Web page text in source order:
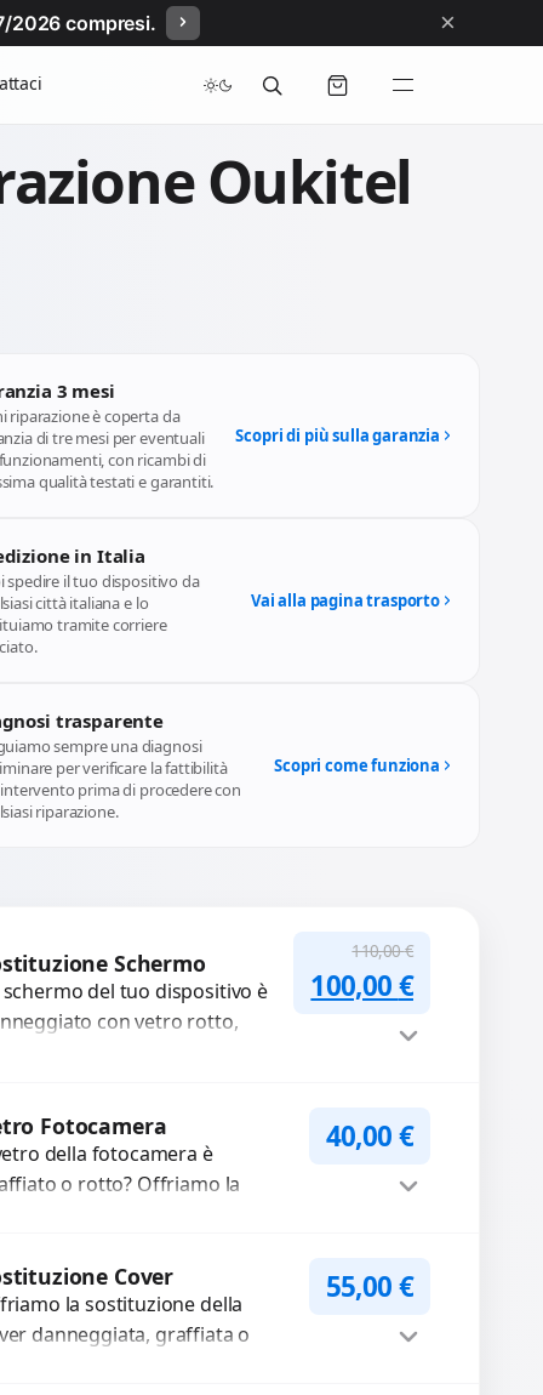
2026 compresi. ×
Oukitel
3 mesi
riparazione è coperta da
di tre mesi per eventuali
con ricambi di
qualità testati e garantiti.
Scopri di più sulla garanzia
in Italia
spedire il tuo dispositivo da
città italiana e lo
tramite corriere
Vai alla pagina trasporto
trasparente
sempre una diagnosi
per verificare la fattibilità
prima di procedere con
riparazione.
Scopri come funziona
Schermo
schermo del tuo dispositivo è
con vetro rotto,
110,00€
Il prezzo originale
100,00€Il prezzo
Fotocamera
della fotocamera è
o rotto? Offriamo la
40,00€
Cover
la sostituzione della
danneggiata, graffiata o
55,00€